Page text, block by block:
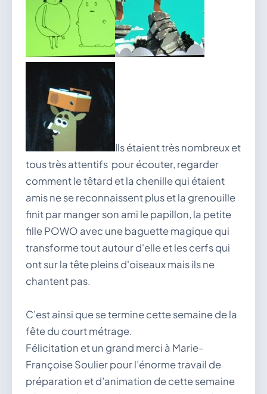
Ils étaient très nombreux et
tous très attentifs pour écouter, regarder
comment le têtard et la chenille qui étaient
amis ne se reconnaissent plus et la grenouille
finit par manger son ami le papillon, la petite
fille POWO avec une baguette magique qui
transforme tout autour d'elle et les cerfs qui
ont sur la tête pleins d'oiseaux mais ils ne
chantent pas.
C’est ainsi que se termine cette semaine de la
fête du court métrage.
Félicitation et un grand merci à Marie-
Françoise Soulier pour l’énorme travail de
préparation et d’animation de cette semaine